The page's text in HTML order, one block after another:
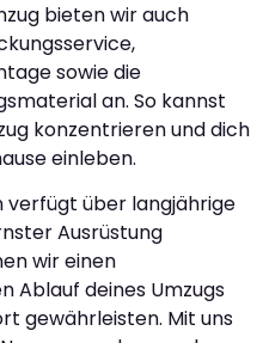
bieten wir auch
sowie die
an. So kannst
konzentrieren und dich
einleben.
verfügt über langjährige
Ausrüstung
wir einen
Ablauf deines Umzugs
gewährleisten. Mit uns